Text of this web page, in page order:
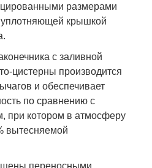
размерами
крышкой
с заливной
цистерны производится
и обеспечивает
по сравнению с
при котором в атмосферу
вытесняемой
переносными